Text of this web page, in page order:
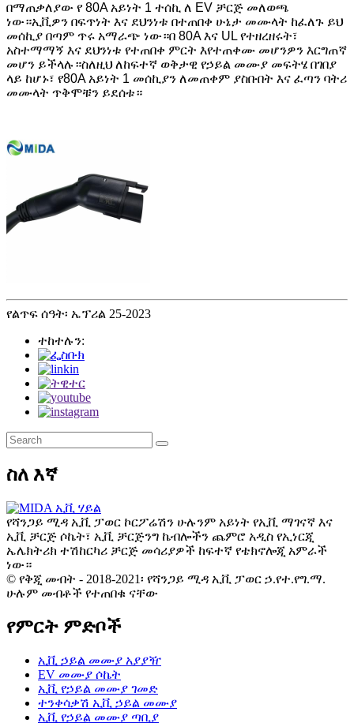
በማጠቃለያው የ 80A አይነት 1 ተሰኪ ለ EV ቻርጅ መለወጫ
ነው።ኢቪዎን በፍጥነት እና ደህንነቱ በተጠበቀ ሁኔታ መሙላት ከፈለጉ ይህ
መሰኪያ በጣም ጥሩ አማራጭ ነው።በ 80A እና UL የተዘረዘሩት፣
አስተማማኝ እና ደህንነቱ የተጠበቀ ምርት እየተጠቀሙ መሆንዎን እርግጠኛ
መሆን ይችላሉ።ስለዚህ ለከፍተኛ ወቅታዊ የኃይል መሙያ መፍትሄ በገበያ
ላይ ከሆኑ፣ የ80A አይነት 1 መሰኪያን ለመጠቀም ያስቡበት እና ፈጣን ባትሪ
መሙላት ጥቅሞቹን ይደሰቱ።
የልጥፍ ሰዓት፡ ኤፕሪል 25-2023
ተከተሉን:
ስለ እኛ
የሻንጋይ ሚዳ ኢቪ ፓወር ኮርፖሬሽን ሁሉንም አይነት የኢቪ ማገናኛ እና
ኢቪ ቻርጅ ሶኬት፣ ኢቪ ቻርጅንግ ኬብሎችን ጨምሮ አዲስ የኢነርጂ
ኤሌክትሪክ ተሽከርካሪ ቻርጅ መሳሪያዎች ከፍተኛ የቴክኖሎጂ አምራች
ነው።
© የቅጂ መብት - 2018-2021፡ የሻንጋይ ሚዳ ኢቪ ፓወር ኃ.የተ.የግ.ማ.
ሁሉም መብቶች የተጠበቁ ናቸው
የምርት ምድቦች
ኢቪ ኃይል መሙያ አያያዥ
EV መሙያ ሶኬት
ኢቪ የኃይል መሙያ ገመድ
ተንቀሳቃሽ ኢቪ ኃይል መሙያ
ኢቪ የኃይል መሙያ ጣቢያ